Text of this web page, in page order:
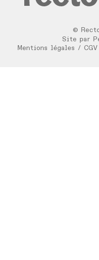
©
Site par
Mentions légales /